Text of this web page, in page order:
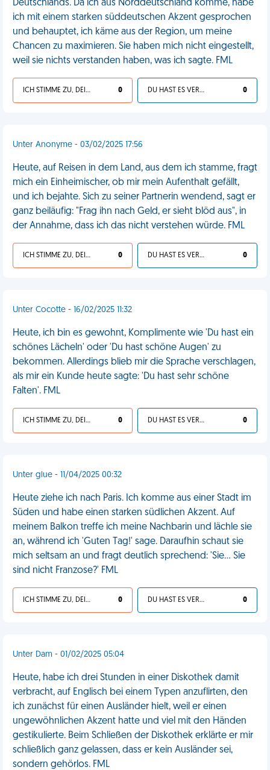
Deutschlands. Da ich aus Norddeutschland komme, habe
ich mit einem starken süddeutschen Akzent gesprochen
und behauptet, ich käme aus der Region, um meine
Chancen zu maximieren. Sie haben mich nicht eingestellt,
weil sie nichts verstanden haben, was ich sagte. FML
ICH STIMME ZU, DEIN LEBEN IST SCHEISSE 0 DU HAST ES VERDIENT 0
Unter Anonyme - 03/02/2025 17:56
Heute, auf Reisen in dem Land, aus dem ich stamme, fragt
mich ein Einheimischer, ob mir mein Aufenthalt gefällt,
und ich bejahte. Sich zu seiner Partnerin wendend, sagt er
ganz beiläufig: "Frag ihn nach Geld, er sieht blöd aus", in
der Annahme, dass ich das nicht verstehen würde. FML
ICH STIMME ZU, DEIN LEBEN IST SCHEISSE 0 DU HAST ES VERDIENT 0
Unter Cocotte - 16/02/2025 11:32
Heute, ich bin es gewohnt, Komplimente wie 'Du hast ein
schönes Lächeln' oder 'Du hast schöne Augen' zu
bekommen. Allerdings blieb mir die Sprache verschlagen,
als mir ein Kunde heute sagte: 'Du hast sehr schöne
Falten'. FML
ICH STIMME ZU, DEIN LEBEN IST SCHEISSE 0 DU HAST ES VERDIENT 0
Unter glue - 11/04/2025 00:32
Heute ziehe ich nach Paris. Ich komme aus einer Stadt im
Süden und habe einen starken südlichen Akzent. Auf
meinem Balkon treffe ich meine Nachbarin und lächle sie
an, während ich 'Guten Tag!' sage. Daraufhin schaut sie
mich seltsam an und fragt deutlich sprechend: 'Sie... Sie
sind nicht Franzose?' FML
ICH STIMME ZU, DEIN LEBEN IST SCHEISSE 0 DU HAST ES VERDIENT 0
Unter Dam - 01/02/2025 05:04
Heute, habe ich drei Stunden in einer Diskothek damit
verbracht, auf Englisch bei einem Typen anzuflirten, den
ich zunächst für einen Ausländer hielt, weil er einen
ungewöhnlichen Akzent hatte und viel mit den Händen
gestikulierte. Beim Schließen der Diskothek erklärte er mir
schließlich ganz gelassen, dass er kein Ausländer sei,
sondern gehörlos. FML